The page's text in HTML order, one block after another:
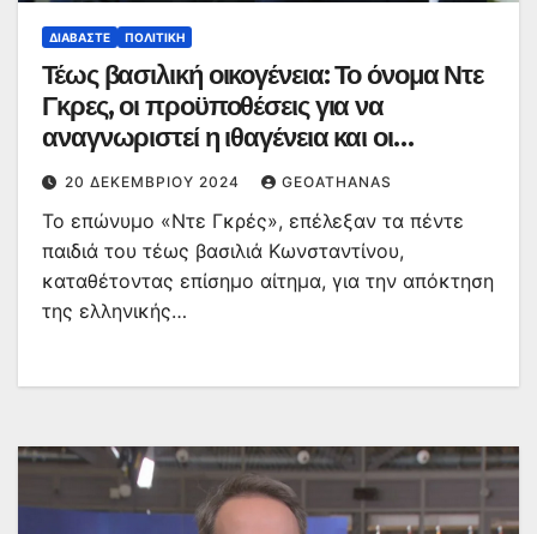
ΔΙΑΒΆΣΤΕ ΠΟΛΙΤΙΚΉ
Τέως βασιλική οικογένεια: Το όνομα Ντε
Γκρες, οι προϋποθέσεις για να
αναγνωριστεί η ιθαγένεια και οι
πολιτικές αντιδράσεις
20 ΔΕΚΕΜΒΡΊΟΥ 2024 GEOATHANAS
Το επώνυμο «Ντε Γκρές», επέλεξαν τα πέντε
παιδιά του τέως βασιλιά Κωνσταντίνου,
καταθέτοντας επίσημο αίτημα, για την απόκτηση
της ελληνικής…